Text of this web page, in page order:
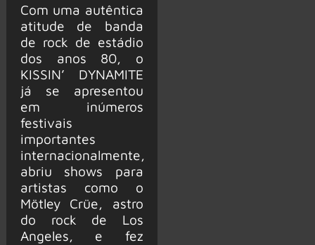
Com uma autêntica
atitude de banda
de rock de estádio
dos anos 80, o
KISSIN’ DYNAMITE
já se apresentou
em inúmeros
festivais
importantes
internacionalmente,
abriu shows para
artistas como o
Mötley Crüe, astro
do rock de Los
Angeles, e fez